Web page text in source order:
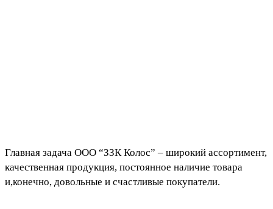
Главная задача ООО “ЗЗК Колос” – широкий ассортимент,
качественная продукция, постоянное наличие товара
и,конечно, довольные и счастливые покупатели.